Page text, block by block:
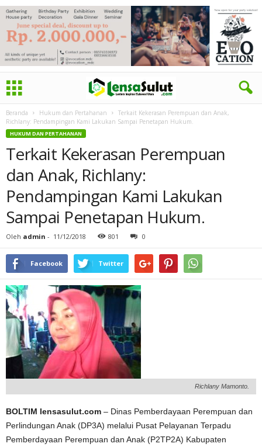
Beranda Hukum dan Pertahanan
Terkait Kekerasan Perempuan dan Anak,
Richlany: Pendampingan Kami Lakukan Sampai Penetapan Hukum.
HUKUM DAN PERTAHANAN
Terkait Kekerasan Perempuan
dan Anak, Richlany:
Pendampingan Kami Lakukan
Sampai Penetapan Hukum.
Oleh admin - 11/12/2018 801 0
Facebook Twitter
Richlany Mamonto.
BOLTIM lensasulut.com – Dinas Pemberdayaan Perempuan dan
Perlindungan Anak (DP3A) melalui Pusat Pelayanan Terpadu
Pemberdayaan Perempuan dan Anak (P2TP2A) Kabupaten